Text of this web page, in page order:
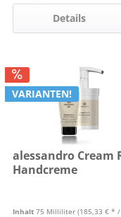
Details
VARIANTEN!
alessandro Cream
Handcreme
Inhalt 75 Milliliter (185,33 € * /